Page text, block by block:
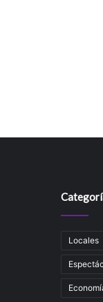
Locales